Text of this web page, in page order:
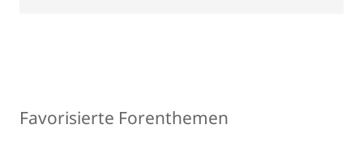
Favorisierte Forenthemen